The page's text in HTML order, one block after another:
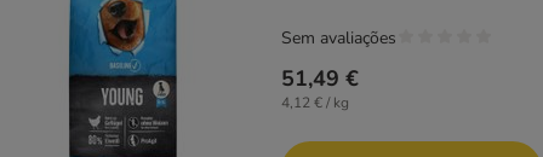
51,49 €
4,12 € / kg
Sem avaliações